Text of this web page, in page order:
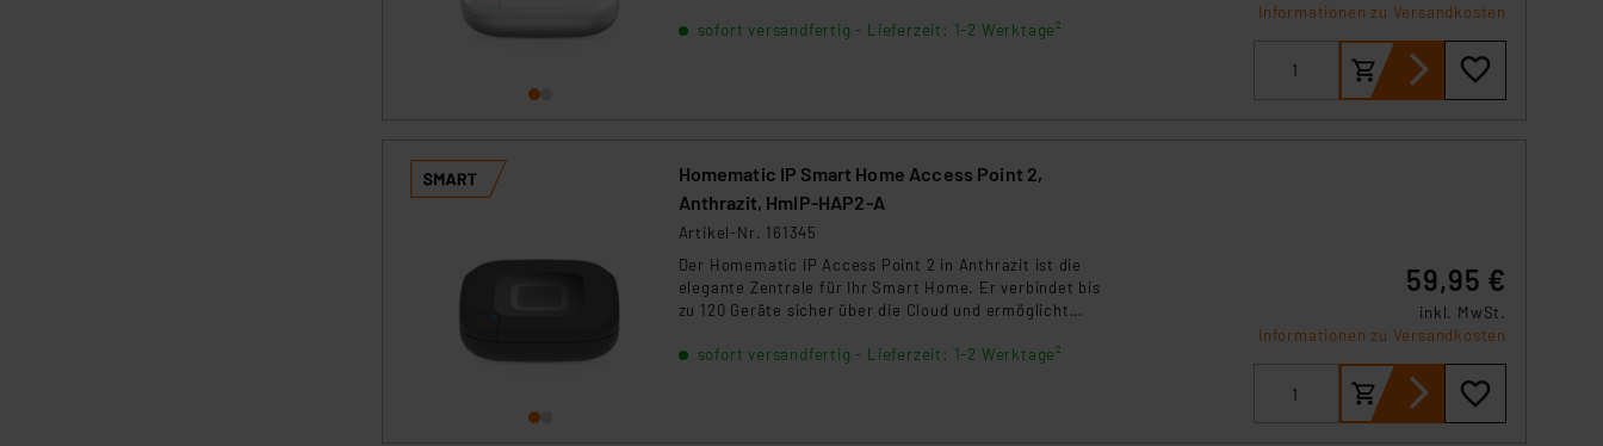
App oder Sprachbefehl mit Alexa und Google Assistant.
sofort versandfertig - Lieferzeit: 1-2 Werktage²
Informationen zu Versandkosten
Homematic IP Smart Home Access Point 2,
Anthrazit, HmIP-HAP2-A
Artikel-Nr. 161345
Der Homematic IP Access Point 2 in Anthrazit ist die
elegante Zentrale für Ihr Smart Home. Er verbindet bis
zu 120 Geräte sicher über die Cloud und ermöglicht
Die Einrichtung erfolgt schnell per QR-Code. Ideal für
sofort versandfertig - Lieferzeit: 1-2 Werktage²
59,95 €
inkl. MwSt.
Informationen zu Versandkosten